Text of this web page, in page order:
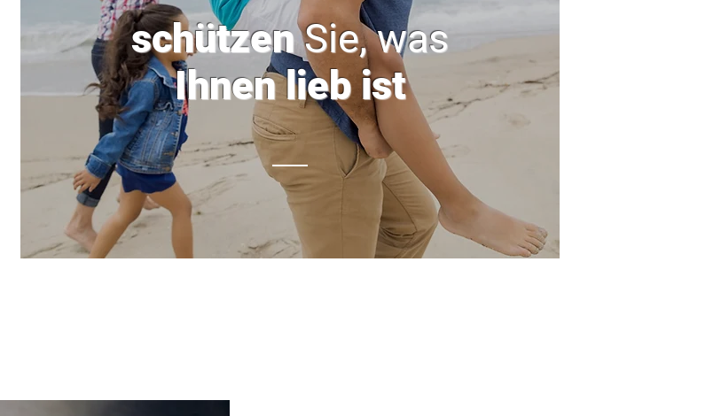
schützen Sie, was
Ihnen lieb ist